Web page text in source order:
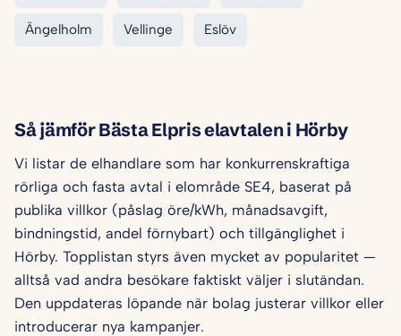
Ängelholm Vellinge Eslöv
Så jämför Bästa Elpris elavtalen i Hörby
Vi listar de elhandlare som har konkurrenskraftiga
rörliga och fasta avtal i elområde SE4, baserat på
publika villkor (påslag öre/kWh, månadsavgift,
bindningstid, andel förnybart) och tillgänglighet i
Hörby. Topplistan styrs även mycket av popularitet —
alltså vad andra besökare faktiskt väljer i slutändan.
Den uppdateras löpande när bolag justerar villkor eller
introducerar nya kampanjer.